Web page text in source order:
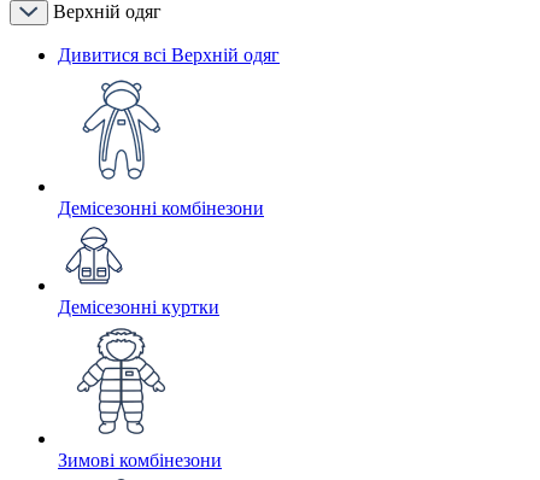
Верхній одяг
Дивитися всі Верхній одяг
Демісезонні комбінезони
Демісезонні куртки
Зимові комбінезони